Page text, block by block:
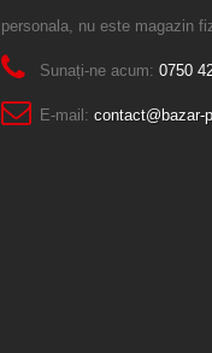
personala, nu este magazin
Sunați-ne acum: 0750
E-mail: contact@bazar-